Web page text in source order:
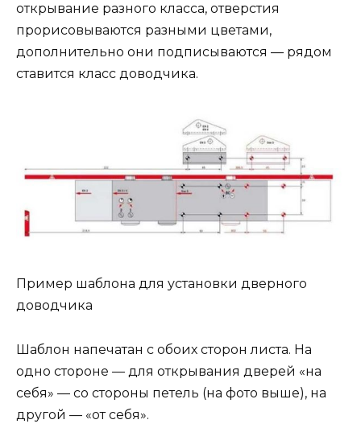
открывание разного класса, отверстия
прорисовываются разными цветами,
дополнительно они подписываются — рядом
ставится класс доводчика.
Пример шаблона для установки дверного
доводчика
Шаблон напечатан с обоих сторон листа. На
одно стороне — для открывания дверей «на
себя» — со стороны петель (на фото выше), на
другой — «от себя».